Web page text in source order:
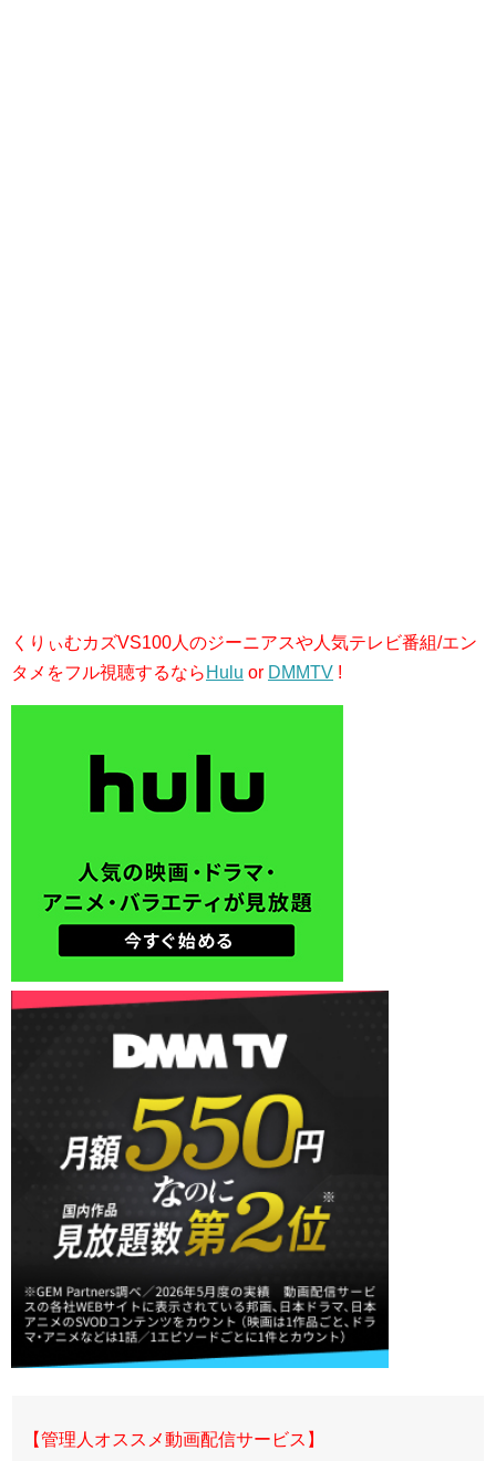
くりぃむカズVS100人のジーニアスや人気テレビ番組/エン
タメをフル視聴するなら Hulu or DMMTV !
【管理人オススメ動画配信サービス】